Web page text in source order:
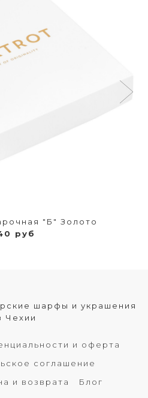
"Б" Золото
руб
шарфы и украшения
Чехии
и оферта
соглашение
и возврата
Блог